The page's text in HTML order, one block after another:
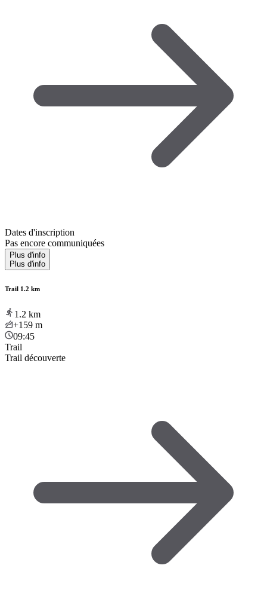
Dates d'inscription
Pas encore communiquées
Plus d'info
Plus d'info
Trail 1.2 km
1.2 km
+159 m
09:45
Trail
Trail découverte